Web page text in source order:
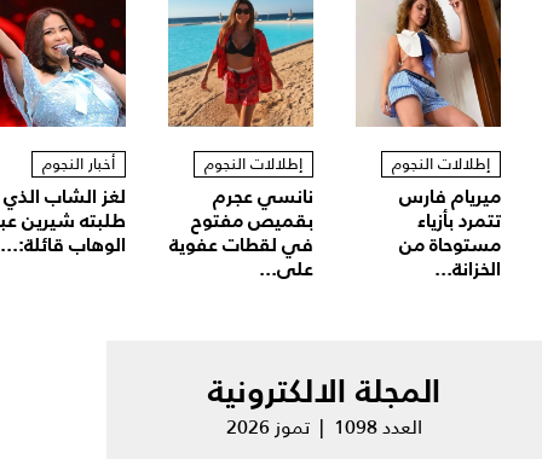
إطلالات النجوم
ميريام فارس
تتمرد بأزياء
مستوحاة من
الخزانة...
إطلالات النجوم
نانسي عجرم
بقميص مفتوح
في لقطات عفوية
على...
أخبار النجوم
لغز الشاب الذي
طلبته شيرين
الوهاب قائلة:...
المجلة الالكترونية
العدد 1098 | تموز 2026